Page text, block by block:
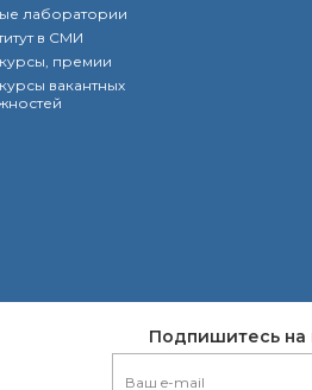
лаборатории
в СМИ
премии
вакантных
Подпишитесь на